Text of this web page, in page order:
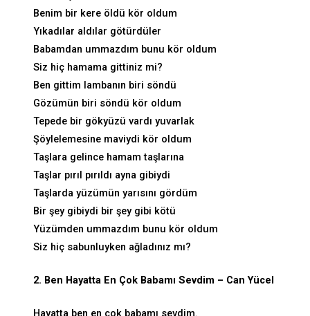
Benim bir kere öldü kör oldum
Yıkadılar aldılar götürdüler
Babamdan ummazdım bunu kör oldum
Siz hiç hamama gittiniz mi?
Ben gittim lambanın biri söndü
Gözümün biri söndü kör oldum
Tepede bir gökyüzü vardı yuvarlak
Şöylelemesine maviydi kör oldum
Taşlara gelince hamam taşlarına
Taşlar pırıl pırıldı ayna gibiydi
Taşlarda yüzümün yarısını gördüm
Bir şey gibiydi bir şey gibi kötü
Yüzümden ummazdım bunu kör oldum
Siz hiç sabunluyken ağladınız mı?
2. Ben Hayatta En Çok Babamı Sevdim – Can Yücel
Hayatta ben en çok babamı sevdim.